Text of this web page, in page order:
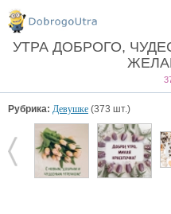
УТРА ДОБРОГО,
Рубрика: Девушке (373 шт.)